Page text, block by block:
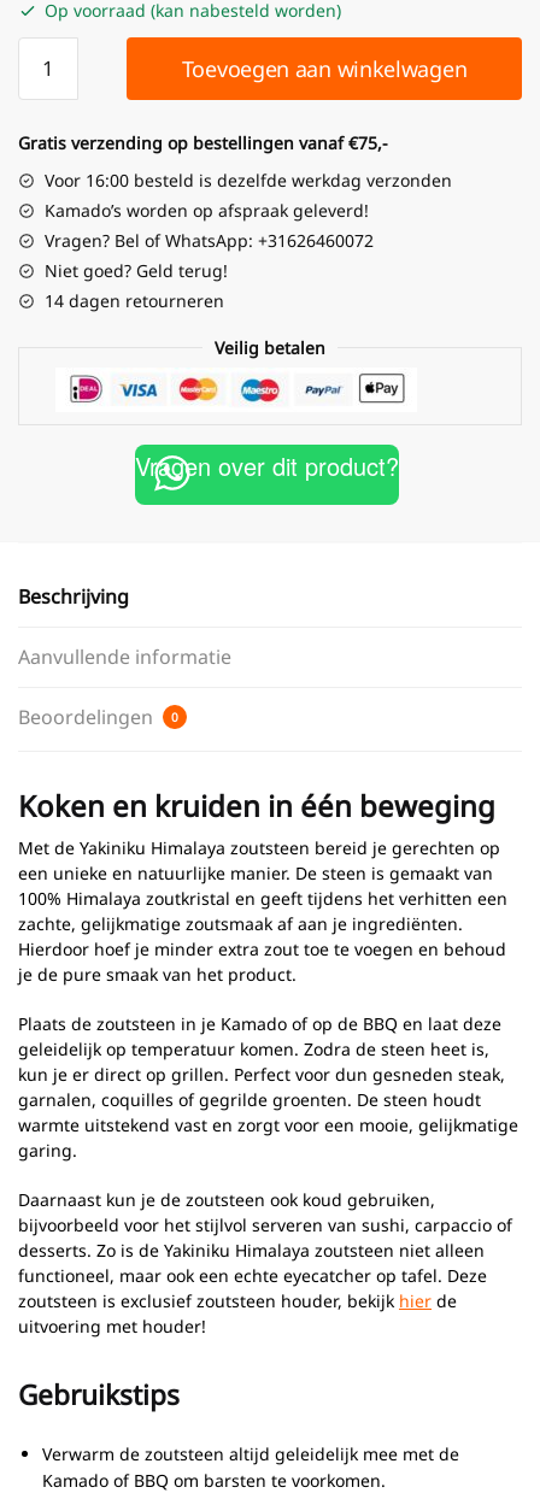
Op voorraad (kan nabesteld worden)
Toevoegen aan winkelwagen
Gratis verzending op bestellingen vanaf €75,-
Voor 16:00 besteld is dezelfde werkdag verzonden
Kamado’s worden op afspraak geleverd!
Vragen? Bel of WhatsApp: +31626460072
Niet goed? Geld terug!
14 dagen retourneren
Veilig betalen
Vragen over dit product?
Beschrijving
Aanvullende informatie
Beoordelingen 0
Koken en kruiden in één beweging
Met de Yakiniku Himalaya zoutsteen bereid je gerechten op
een unieke en natuurlijke manier. De steen is gemaakt van
100% Himalaya zoutkristal en geeft tijdens het verhitten een
zachte, gelijkmatige zoutsmaak af aan je ingrediënten.
Hierdoor hoef je minder extra zout toe te voegen en behoud
je de pure smaak van het product.
Plaats de zoutsteen in je Kamado of op de BBQ en laat deze
geleidelijk op temperatuur komen. Zodra de steen heet is,
kun je er direct op grillen. Perfect voor dun gesneden steak,
garnalen, coquilles of gegrilde groenten. De steen houdt
warmte uitstekend vast en zorgt voor een mooie, gelijkmatige
garing.
Daarnaast kun je de zoutsteen ook koud gebruiken,
bijvoorbeeld voor het stijlvol serveren van sushi, carpaccio of
desserts. Zo is de Yakiniku Himalaya zoutsteen niet alleen
functioneel, maar ook een echte eyecatcher op tafel. Deze
zoutsteen is exclusief zoutsteen houder, bekijk hier de
uitvoering met houder!
Gebruikstips
Verwarm de zoutsteen altijd geleidelijk mee met de
Kamado of BBQ om barsten te voorkomen.